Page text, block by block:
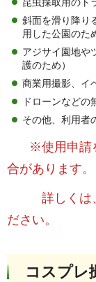
斜面を滑り降り
用した公園のた
アジサイ園地や
護のため）
商業用撮影、イ
ドローンなどの
その他、利用者
※使用申請
合があります。
詳しくは、
ださい。
コスプレ